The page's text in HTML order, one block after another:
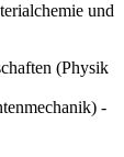
und
(Physik
-